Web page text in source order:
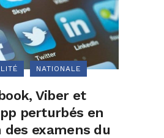
NATIONALE
Viber et
perturbés en
des examens du